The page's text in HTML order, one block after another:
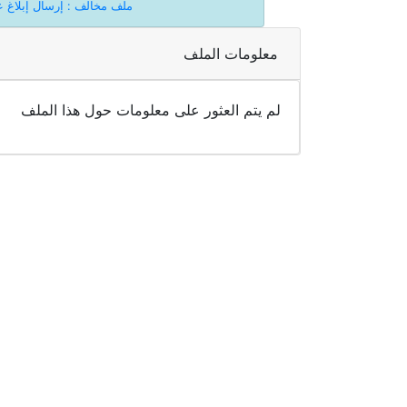
ملف مخالف : إرسال إبلاغ
معلومات الملف
لم يتم العثور على معلومات حول هذا الملف